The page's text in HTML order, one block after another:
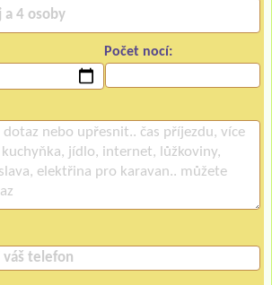
Počet nocí: